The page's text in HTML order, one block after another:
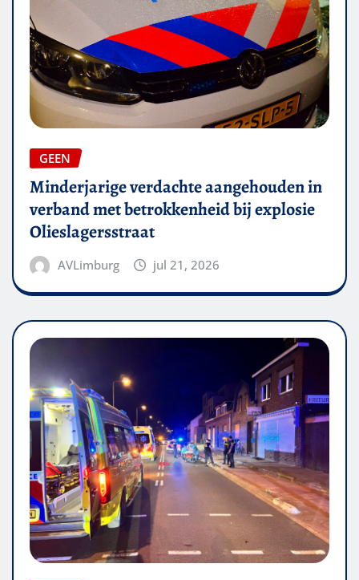
GEEN
Minderjarige verdachte aangehouden in
verband met betrokkenheid bij explosie
Olieslagersstraat
AVLimburg jul 21, 2026